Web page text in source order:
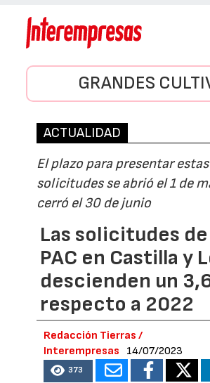
GRANDES
ACTUALIDAD
El plazo para presentar estas
solicitudes se abrió el 1 de
cerró el 30 de junio
Las solicitudes de
PAC en Castilla y
descienden un
respecto a 2022
Redacción Tierras /
Interempresas
14/07/2023
373